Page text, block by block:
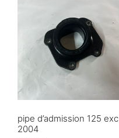
pipe d’admission 125 exc
2004